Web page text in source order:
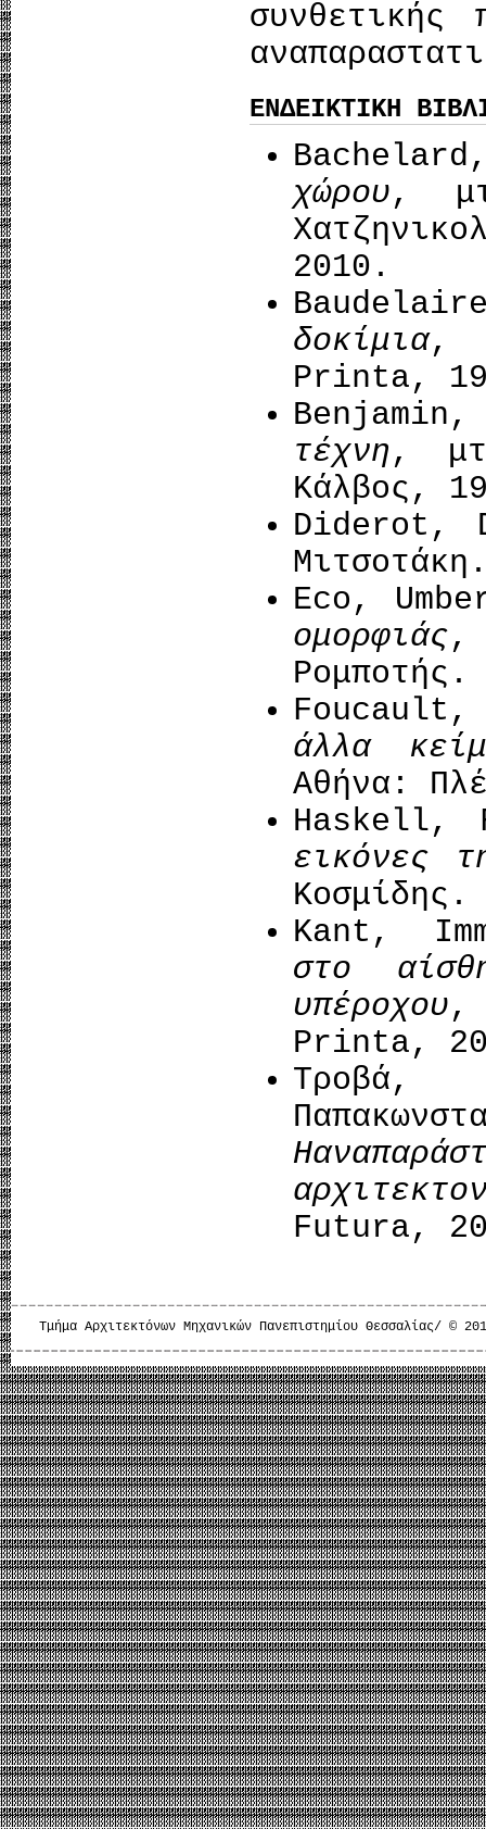
ΕΝΔΕΙΚΤΙΚΗ
χώρου,
2010.
δοκίμια,
Printa,
τέχνη,
Κάλβος,
Diderot,
Eco,
ομορφιάς,
άλλα
Αθήνα:
Haskell,
εικόνες
Kant,
στο
υπέροχου,
Printa,
H
Futura,
Τμήμα Αρχιτεκτόνων Μηχανικών Πανεπιστημίου Θεσσαλίας/ ©